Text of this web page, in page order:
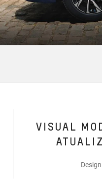
VISUAL
Design